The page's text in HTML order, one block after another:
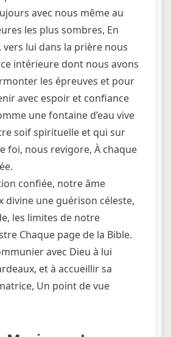
avec nous même au
les plus sombres, En
lui dans la prière nous
intérieure dont nous avons
les épreuves et pour
avec espoir et confiance
une fontaine d’eau vive
soif spirituelle et qui sur
foi, nous revigore, À chaque
confiée, notre âme
divine une guérison céleste,
les limites de notre
Chaque page de la Bible.
avec Dieu à lui
et à accueillir sa
Un point de vue